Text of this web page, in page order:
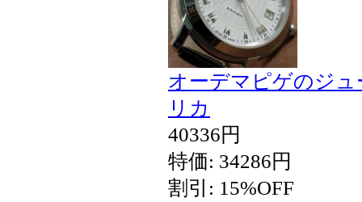
オーデマピゲのジ
リカ
40336円
特価: 34286円
割引: 15%OFF